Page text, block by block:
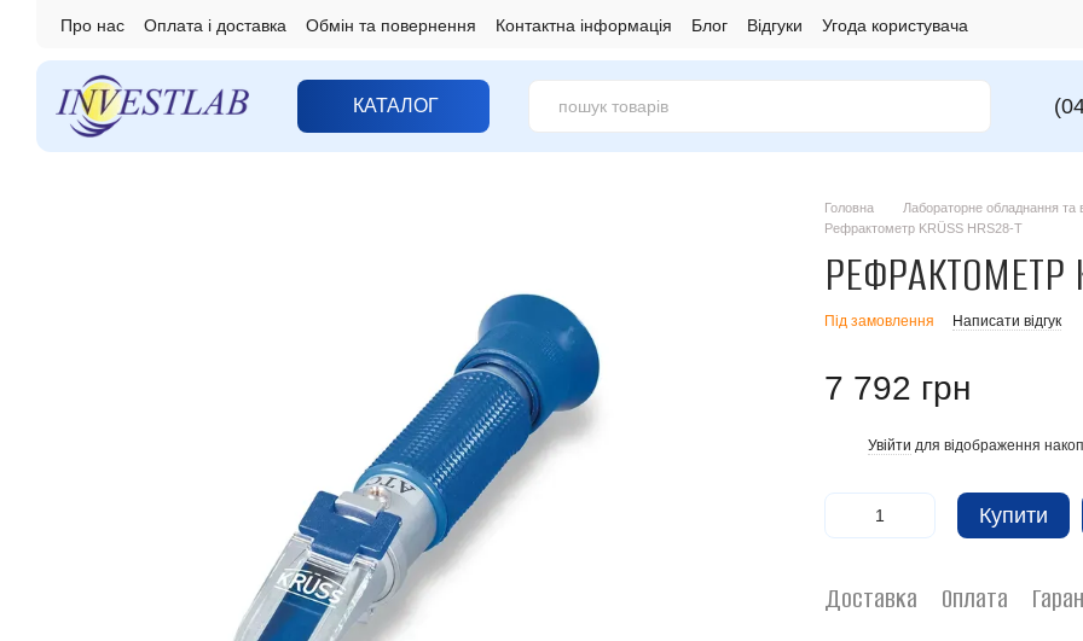
Перейти до основного контенту
Про нас Оплата і доставка Обмін та повернення Контактна інформація Блог Відгуки Угода користувача
КАТАЛОГ
Головна
Лабораторне обладнання та
Рефрактометр KRÜSS HRS28-T
РЕФРАКТОМЕТР
Під замовлення Написати відгук
7 792 грн
Увійти для відображення
Купити
Доставка Оплата